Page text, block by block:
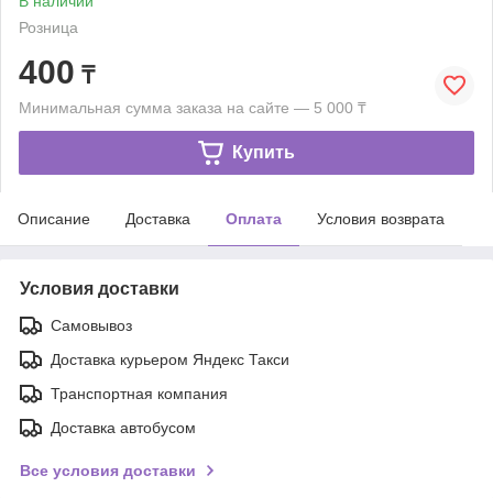
Розница
400 ₸
Минимальная сумма заказа на сайте — 5 000 ₸
Купить
Описание Доставка Оплата Условия возврата
Условия доставки
Самовывоз
Доставка курьером Яндекс Такси
Транспортная компания
Доставка автобусом
Все условия доставки